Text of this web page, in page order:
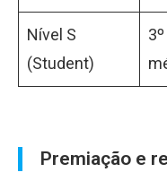
Nível S
(Student)
Premiação e